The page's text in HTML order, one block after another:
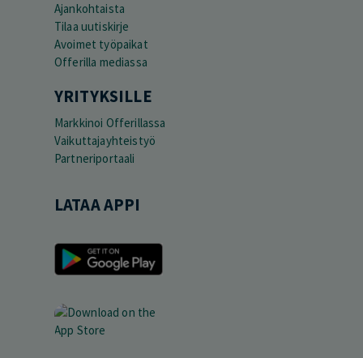
Ajankohtaista
Tilaa uutiskirje
Avoimet työpaikat
Offerilla mediassa
YRITYKSILLE
Markkinoi Offerillassa
Vaikuttajayhteistyö
Partneriportaali
LATAA APPI